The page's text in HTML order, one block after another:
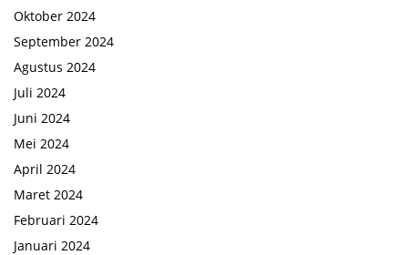
Oktober 2024
September 2024
Agustus 2024
Juli 2024
Juni 2024
Mei 2024
April 2024
Maret 2024
Februari 2024
Januari 2024